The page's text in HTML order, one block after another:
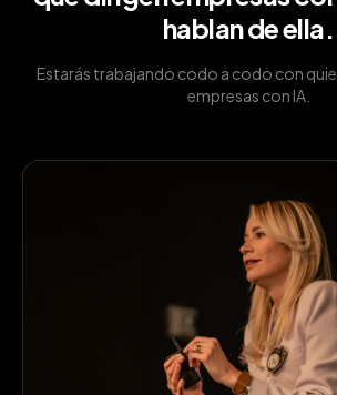
hablan de ella.
Estarás trabajando codo a codo con
empresas con IA.